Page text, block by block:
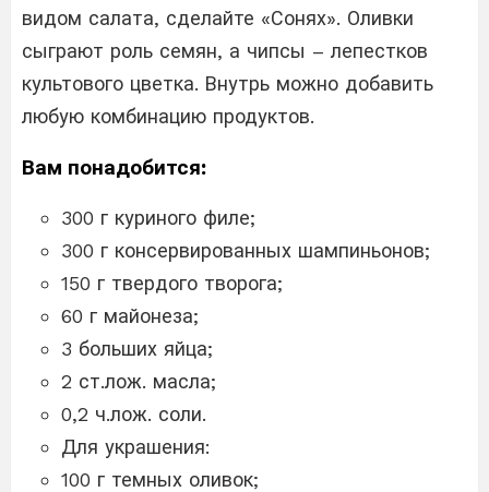
видом салата, сделайте «Сонях». Оливки
сыграют роль семян, а чипсы – лепестков
культового цветка. Внутрь можно добавить
любую комбинацию продуктов.
Вам понадобится:
300 г куриного филе;
300 г консервированных шампиньонов;
150 г твердого творога;
60 г майонеза;
3 больших яйца;
2 ст.лож. масла;
0,2 ч.лож. соли.
Для украшения:
100 г темных оливок;